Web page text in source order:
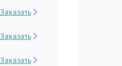
Заказать
Заказать
Заказать